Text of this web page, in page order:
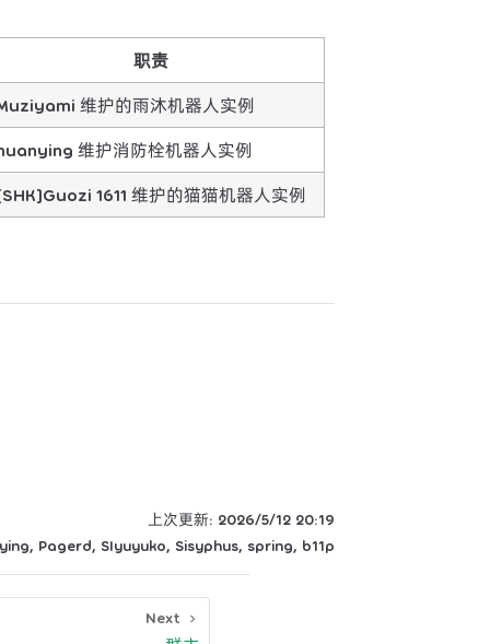
职责
维护的雨沐机器人实例
维护消防栓机器人实例
1611 维护的猫猫机器人实例
上次更新: 2026/5/12 20:19
, Pagerd, SIyuyuko, Sisyphus, spring, b11p
Next